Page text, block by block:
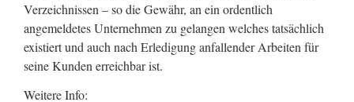
Verzeichnissen – so die Gewähr, an ein ordentlich
angemeldetes Unternehmen zu gelangen welches tatsächlich
existiert und auch nach Erledigung anfallender Arbeiten für
seine Kunden erreichbar ist.
Weitere Info: